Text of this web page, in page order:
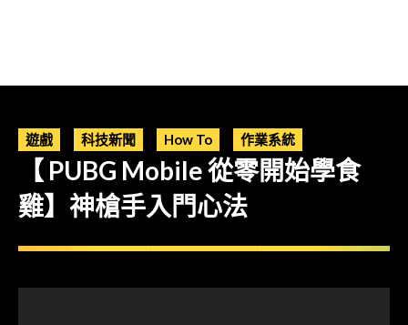
遊戲 科技新聞 How To 作業系統
【 PUBG Mobile 從零開始學食
雞】神槍手入門心法